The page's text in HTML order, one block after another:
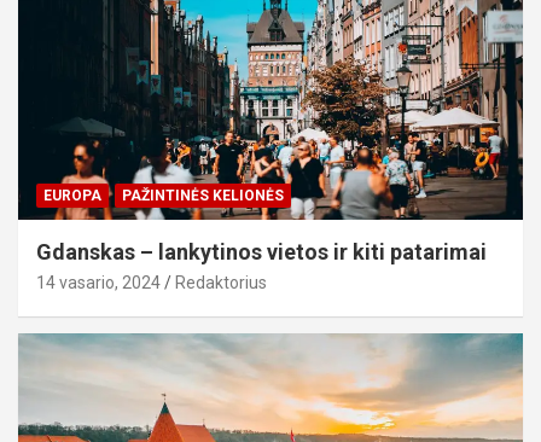
EUROPA PAŽINTINĖS KELIONĖS
Gdanskas – lankytinos vietos ir kiti patarimai
14 vasario, 2024 Redaktorius